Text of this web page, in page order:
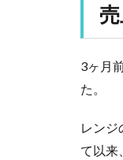
3ヶ月
た。
レンジ
て以来